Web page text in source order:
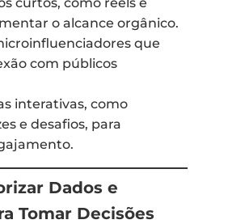
o alcance orgânico.
que
com públicos
interativas, como
e desafios, para
Dados e
Tomar Decisões